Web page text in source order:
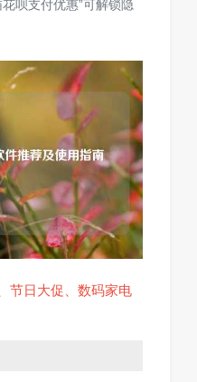
呗支付优惠”可解锁隐
节日大促、数码家电